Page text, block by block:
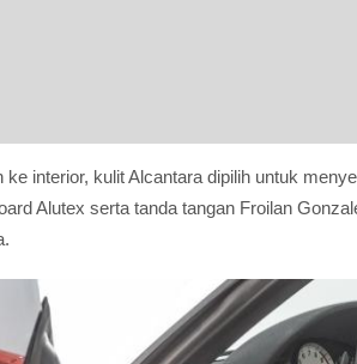
ke interior, kulit Alcantara dipilih untuk
Alutex serta tanda tangan Froilan